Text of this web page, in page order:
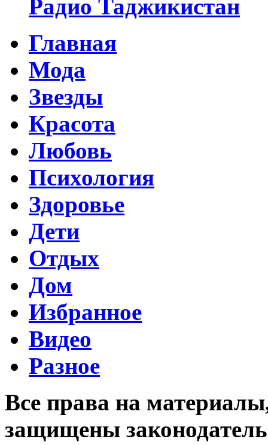
Радио Таджикистан
Главная
Мода
Звезды
Красота
Любовь
Психология
Здоровье
Дети
Отдых
Дом
Избранное
Видео
Разное
Все права на
защищены